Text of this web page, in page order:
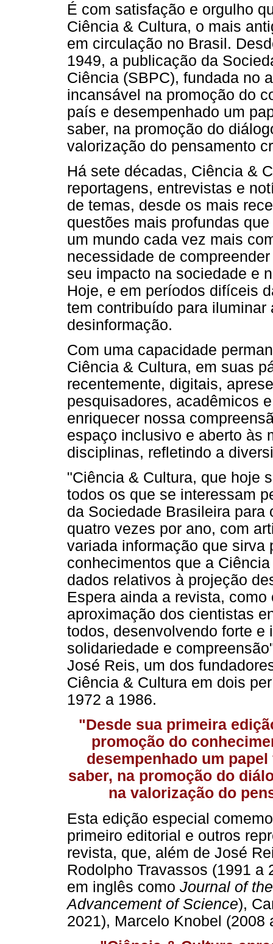
É com satisfação e orgulho
Ciência & Cultura, o mais
em circulação no Brasil.
1949, a publicação da
Ciência (SBPC), fundada no
incansável na promoção do
país e desempenhado um
saber, na promoção do
valorização do pensamento
Há sete décadas, Ciência &
reportagens, entrevistas e
de temas, desde os mais
questões mais profundas
um mundo cada vez mais
necessidade de
seu impacto na sociedade e
Hoje, e em períodos difíceis
tem contribuído para
desinformação.
Com uma capacidade
Ciência & Cultura, em suas
recentemente, digitais,
pesquisadores, acadêmicos
enriquecer nossa
espaço inclusivo e aberto às
disciplinas, refletindo a
"Ciência & Cultura, que hoje
todos os que se interessam
da Sociedade Brasileira para
quatro vezes por ano, com
variada informação que sirva
conhecimentos que a
dados relativos à projeção
Espera ainda a revista,
aproximação dos cientistas
todos, desenvolvendo forte
solidariedade e
José Reis, um dos
Ciência & Cultura em dois
1972 a 1986.
"Desde sua primeira
promoção do
desempenhado um
saber, na promoção do
na valorização do
Esta edição especial
primeiro editorial e outros
revista, que, além de José
Rodolpho Travassos (1991 a
em inglês como Journal of
Advancement of Science),
2021), Marcelo Knobel (2008